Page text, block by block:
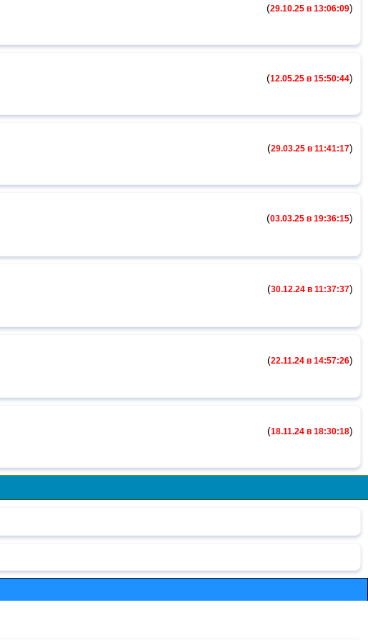
(29.10.25 в 13:06:09)
(12.05.25 в 15:50:44)
(29.03.25 в 11:41:17)
(03.03.25 в 19:36:15)
(30.12.24 в 11:37:37)
(22.11.24 в 14:57:26)
(18.11.24 в 18:30:18)